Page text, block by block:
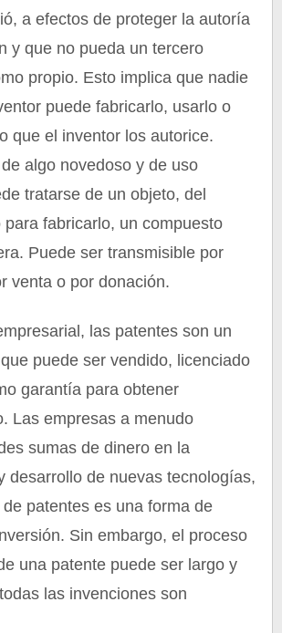
a efectos de proteger la autoría
y que no pueda un tercero
propio. Esto implica que nadie
puede fabricarlo, usarlo o
que el inventor los autorice.
algo novedoso y de uso
tratarse de un objeto, del
para fabricarlo, un compuesto
Puede ser transmisible por
venta o por donación.
las patentes son un
puede ser vendido, licenciado
garantía para obtener
Las empresas a menudo
sumas de dinero en la
desarrollo de nuevas tecnologías,
patentes es una forma de
Sin embargo, el proceso
una patente puede ser largo y
las invenciones son